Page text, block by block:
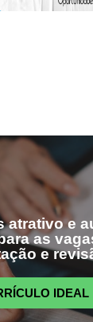
atrativo e
as
e
IDEAL